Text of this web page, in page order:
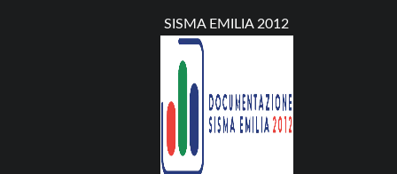
SISMA EMILIA 2012